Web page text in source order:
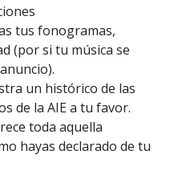
tus fonogramas,
(por si tu música se
un histórico de las
de la AIE a tu favor.
toda aquella
hayas declarado de tu